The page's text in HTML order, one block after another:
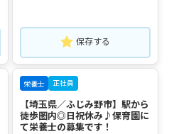
保存する
栄養士 正社員
【埼玉県／ふじみ野市】駅から
徒歩圏内◎日祝休み♪保育園に
て栄養士の募集です！